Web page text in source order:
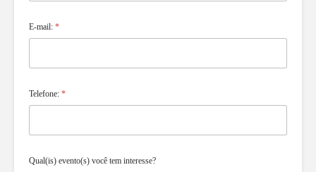
E-mail: *
Telefone: *
Qual(is) evento(s) você tem interesse?